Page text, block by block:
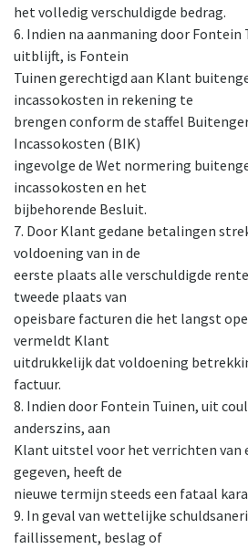
het volledig verschuldigde bedrag.
6. Indien na aanmaning door
uitblijft, is Fontein
Tuinen gerechtigd aan Klant
incassokosten in rekening te
brengen conform de staffel
Incassokosten (BIK)
ingevolge de Wet normering
incassokosten en het
bijbehorende Besluit.
7. Door Klant gedane betalingen
voldoening van in de
eerste plaats alle verschuldigde
tweede plaats van
opeisbare facturen die het langst
vermeldt Klant
uitdrukkelijk dat voldoening
factuur.
8. Indien door Fontein Tuinen, uit
anderszins, aan
Klant uitstel voor het verrichten van
gegeven, heeft de
nieuwe termijn steeds een fataal
9. In geval van wettelijke
faillissement, beslag of